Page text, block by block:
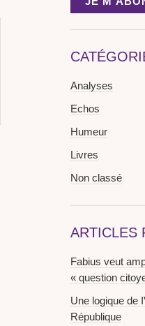
Analyses
Echos
Humeur
Livres
Non classé
ARTICLES
Fabius veut
« question
Une logique de
République